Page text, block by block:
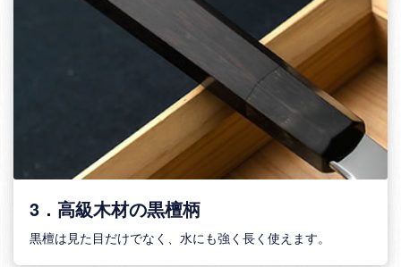
3．高級木材の黒檀柄
黒檀は見た目だけでなく、水にも強く長く使えます。